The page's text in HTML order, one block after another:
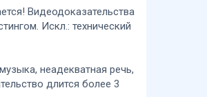
Видеодоказательства
Искл.: технический
неадекватная речь,
длится более 3